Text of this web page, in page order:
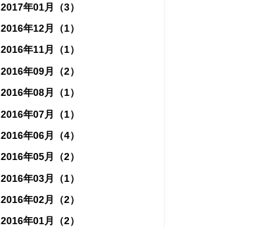
2017年01月（3）
2016年12月（1）
2016年11月（1）
2016年09月（2）
2016年08月（1）
2016年07月（1）
2016年06月（4）
2016年05月（2）
2016年03月（1）
2016年02月（2）
2016年01月（2）